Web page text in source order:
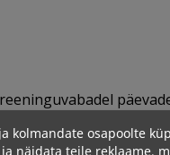
kolmandate osapoolte
näidata teile reklaame,